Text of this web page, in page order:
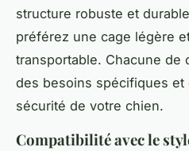
structure robuste et
préférez une cage légère
transportable. Chacune de
des besoins spécifiques et
sécurité de votre chien.
Compatibilité avec le